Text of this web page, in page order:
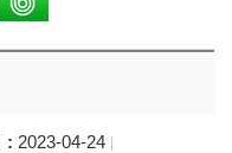
2023-04-24